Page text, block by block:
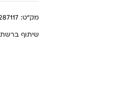
מק"ט:
שיתוף